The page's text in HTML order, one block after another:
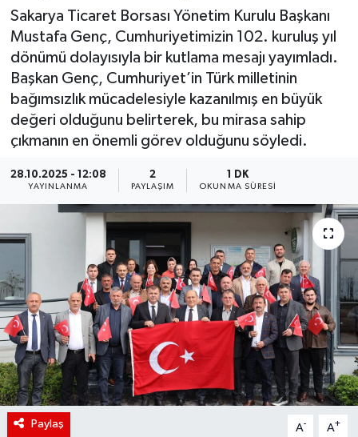
Sakarya Ticaret Borsası Yönetim Kurulu Başkanı
Mustafa Genç, Cumhuriyetimizin 102. kuruluş yıl
dönümü dolayısıyla bir kutlama mesajı yayımladı.
Başkan Genç, Cumhuriyet’in Türk milletinin
bağımsızlık mücadelesiyle kazanılmış en büyük
değeri olduğunu belirterek, bu mirasa sahip
çıkmanın en önemli görev olduğunu söyledi.
28.10.2025 - 12:08
YAYINLANMA
2
PAYLAŞIM
1 DK
OKUNMA SÜRESI
Paylaş A- A+